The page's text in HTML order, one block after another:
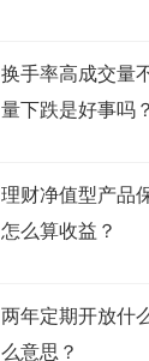
换手率高成交量
量下跌是好事吗？
理财净值型产品
怎么算收益？
两年定期开放什
么意思？